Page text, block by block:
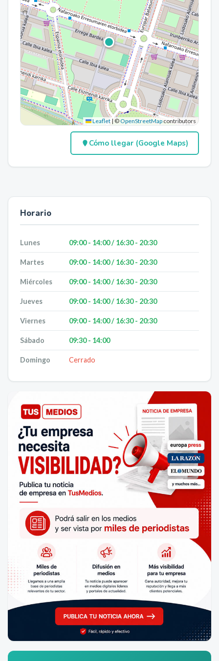
Leaflet| ©OpenStreetMapcontributors
Cómo llegar (Google Maps)
Horario
Lunes 09:00 - 14:00 / 16:30 - 20:30
Martes 09:00 - 14:00 / 16:30 - 20:30
Miércoles 09:00 - 14:00 / 16:30 - 20:30
Jueves 09:00 - 14:00 / 16:30 - 20:30
Viernes 09:00 - 14:00 / 16:30 - 20:30
Sábado 09:30 - 14:00
Domingo Cerrado